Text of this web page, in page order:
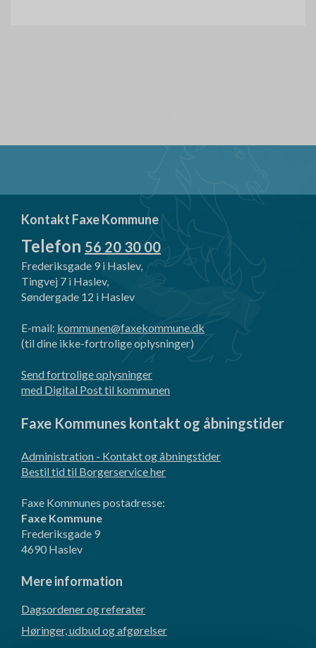
Kontakt Faxe Kommune
Telefon 56 20 30 00
Frederiksgade 9 i Haslev,
Tingvej 7 i Haslev,
Søndergade 12 i Haslev
E-mail: kommunen@faxekommune.dk
(til dine ikke-fortrolige oplysninger)
Send fortrolige oplysninger
med Digital Post til kommunen
Faxe Kommunes kontakt og åbningstider
Administration - Kontakt og åbningstider
Bestil tid til Borgerservice her
Faxe Kommunes postadresse:
Faxe Kommune
Frederiksgade 9
4690 Haslev
Mere information
Dagsordener og referater
Høringer, udbud og afgørelser